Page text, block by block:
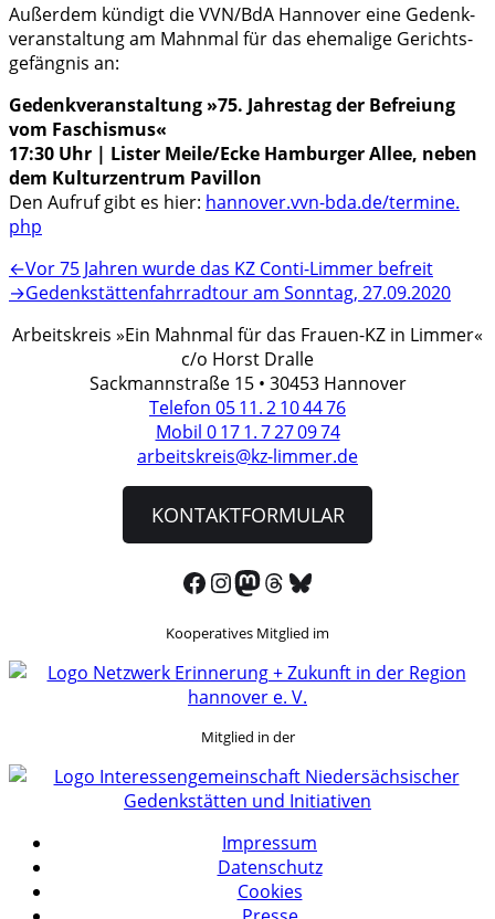
Außer­dem kündigt die VVN/BdA Hanno­ver eine Gedenk­
ver­an­stal­tung am Mahn­mal für das ehema­lige Gerichts­
ge­fäng­nis an:
Gedenk­ver­an­stal­tung »75. Jahres­tag der Befrei­ung
vom Faschis­mus«
17:30 Uhr | Lister Meile/Ecke Hambur­ger Allee, neben
dem Kultur­zen­trum Pavil­lon
Den Aufruf gibt es hier: hanno​ver​.vvn​-bda​.de/​t​e​r​m​i​n​e​.​
php
Beitragsnavigation
←Vorheriger
Beitrag:
Vor 75 Jahren wurde das KZ Conti-Limmer befreit
→Nächster
Gedenk­stät­ten­fahr­rad­tour am Sonn­tag, 27.09.2020
Arbeitskreis »Ein Mahnmal für das Frauen-KZ in Limmer«
c/o Horst Dralle
Sackmannstraße 15 • 30453 Hannover
Telefon 05 11. 2 10 44 76
Mobil 0 17 1. 7 27 09 74
arbeitskreis@kz-limmer.de
KONTAKTFORMULAR
Facebook
Instagram
Mastodon
Threads
Bluesky
Kooperatives Mitglied im
Mitglied in der
Impres­sum
Daten­schutz
Cookies